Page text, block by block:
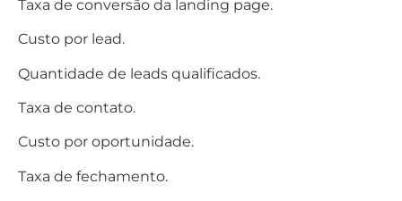
Taxa de conversão da landing page.
Custo por lead.
Quantidade de leads qualificados.
Taxa de contato.
Custo por oportunidade.
Taxa de fechamento.